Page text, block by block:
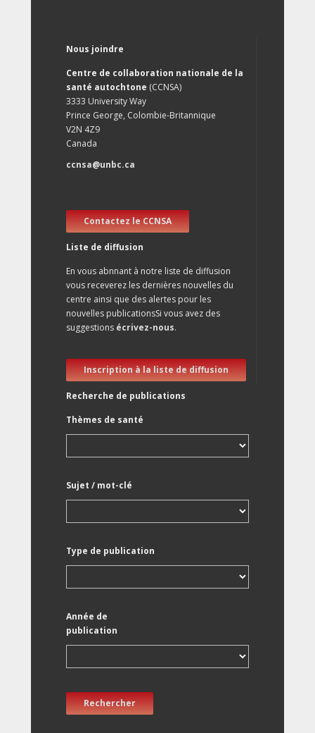
Nous joindre
Centre de collaboration nationale de la
santé autochtone (CCNSA)
3333 University Way
Prince George, Colombie-Britannique
V2N 4Z9
Canada
ccnsa@unbc.ca
Contactez le CCNSA
Liste de diffusion
En vous abnnant à notre liste de diffusion
vous receverez les dernières nouvelles du
centre ainsi que des alertes pour les
nouvelles publicationsSi vous avez des
suggestions écrivez-nous.
Inscription à la liste de diffusion
Recherche de publications
Thèmes de santé
Sujet / mot-clé
Type de publication
Année de
publication
Rechercher